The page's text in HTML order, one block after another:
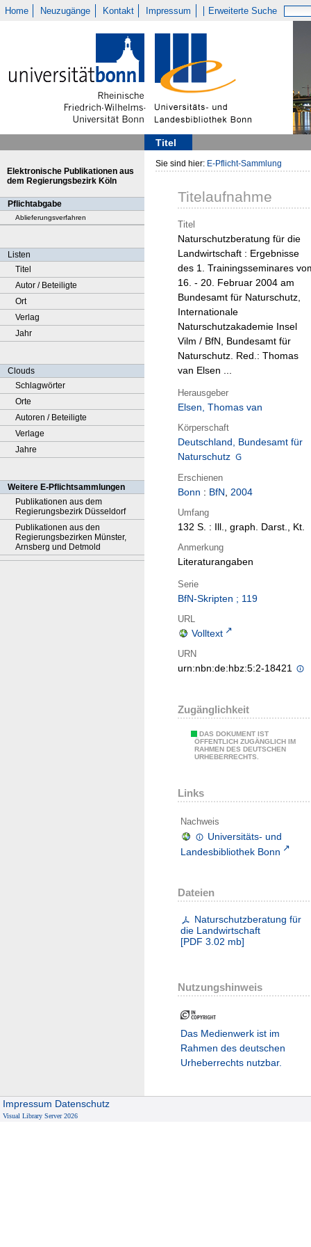
Home Neuzugänge Kontakt Impressum Erweiterte Suche
Titel
Elektronische Publikationen aus
dem Regierungsbezirk Köln
Pflichtabgabe
Ablieferungsverfahren
Listen
Titel
Autor / Beteiligte
Ort
Verlag
Jahr
Clouds
Schlagwörter
Orte
Autoren / Beteiligte
Verlage
Jahre
Weitere E-Pflichtsammlungen
Publikationen aus dem
Regierungsbezirk Düsseldorf
Publikationen aus den
Regierungsbezirken Münster,
Arnsberg und Detmold
Sie sind hier: E-Pflicht-Sammlung
Titelaufnahme
Titel
Naturschutzberatung für die
Landwirtschaft : Ergebnisse
des 1. Trainingsseminares
16. - 20. Februar 2004 am
Bundesamt für Naturschutz,
Internationale
Naturschutzakademie Insel
Vilm / BfN, Bundesamt für
Naturschutz. Red.: Thomas
van Elsen ...
Herausgeber
Elsen, Thomas van
Körperschaft
Deutschland, Bundesamt für
Naturschutz
Erschienen
Bonn : BfN, 2004
Umfang
132 S. : Ill., graph. Darst., Kt.
Anmerkung
Literaturangaben
Serie
BfN-Skripten ; 119
URL
Volltext
URN
urn:nbn:de:hbz:5:2-18421
Zugänglichkeit
DAS DOKUMENT IST
ÖFFENTLICH ZUGÄNGLICH IM
RAHMEN DES DEUTSCHEN
URHEBERRECHTS.
Links
Nachweis
Universitäts- und
Landesbibliothek Bonn
Dateien
Naturschutzberatung für
die Landwirtschaft
[PDF 3.02 mb]
Nutzungshinweis
Das Medienwerk ist im
Rahmen des deutschen
Urheberrechts nutzbar.
Impressum Datenschutz
Visual Library Server 2026